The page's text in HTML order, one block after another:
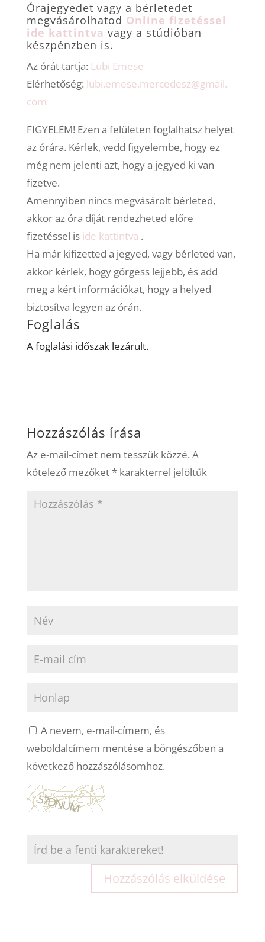
Órajegyedet vagy a bérletedet
megvásárolhatod Online fizetéssel
ide kattintva vagy a stúdióban
készpénzben is.
Az órát tartja: Lubi Emese
Elérhetőség: lubi.emese.mercedesz@gmail.
com
FIGYELEM! Ezen a felületen foglalhatsz helyet
az órára. Kérlek, vedd figyelembe, hogy ez
még nem jelenti azt, hogy a jegyed ki van
fizetve.
Amennyiben nincs megvásárolt bérleted,
akkor az óra díját rendezheted előre
fizetéssel is ide kattintva .
Ha már kifizetted a jegyed, vagy bérleted van,
akkor kérlek, hogy görgess lejjebb, és add
meg a kért információkat, hogy a helyed
biztosítva legyen az órán.
Foglalás
A foglalási időszak lezárult.
Hozzászólás írása
Az e-mail-címet nem tesszük közzé. A
kötelező mezőket*karakterrel jelöltük
A nevem, e-mail-címem, és
weboldalcímem mentése a böngészőben a
következő hozzászólásomhoz.